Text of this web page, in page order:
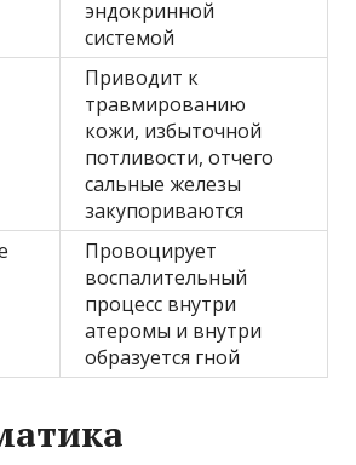
эндокринной
системой
Приводит к
травмированию
кожи, избыточной
потливости, отчего
сальные железы
закупориваются
Провоцирует
воспалительный
процесс внутри
атеромы и внутри
образуется гной